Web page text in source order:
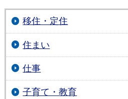
移住・定住
住まい
仕事
子育て・教育